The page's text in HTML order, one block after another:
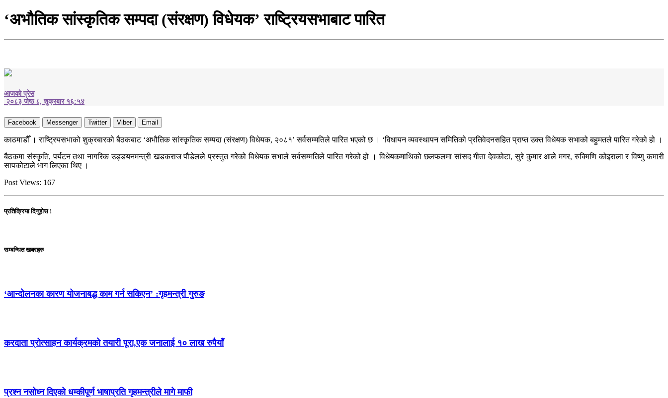
‘अभौतिक सांस्कृतिक सम्पदा (संरक्षण) विधेयक’ राष्ट्रियसभाबाट पारित
आजको प्रेस
२०८३ जेष्ठ ८, शुक्रबार १६:५४
Facebook Messenger Twitter Viber Email
काठमाडौँ । राष्ट्रियसभाको शुक्रबारको बैठकबाट ‘अभौतिक सांस्कृतिक सम्पदा (संरक्षण) विधेयक, २०८१’ सर्वसम्मतिले पारित भएको छ । ‘विधायन व्यवस्थापन समितिको प्रतिवेदनसहित प्राप्त उक्त विधेयक सभाको बहुमतले पारित गरेको हो ।
बैठकमा संस्कृति, पर्यटन तथा नागरिक उड्डयनमन्त्री खडकराज पौडेलले प्रस्तुत गरेको विधेयक सभाले सर्वसम्मतिले पारित गरेको हो । विधेयकमाथिको छलफलमा सांसद गीता देवकोटा, सुरे कुमार आले मगर, रुक्मिणि कोइराला र विष्णु कमारी
सापकोटाले भाग लिएका थिए ।
Post Views: 167
प्रतिक्रिया दिनुहोस !
सम्बन्धित खबरहरु
‘आन्दोलनका कारण योजनाबद्ध काम गर्न सकिएन’ :गृहमन्त्री गुरुङ
करदाता प्रोत्साहन कार्यक्रमको तयारी पूरा,एक जनालाई १० लाख रुपैयाँ
प्रश्न नसोध्न दिएको धम्कीपूर्ण भाषाप्रति गृहमन्त्रीले मागे माफी